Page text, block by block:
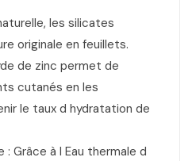
les silicates
originale en feuillets.
de zinc permet de
cutanés en les
le taux d hydratation de
Grâce à l Eau thermale d